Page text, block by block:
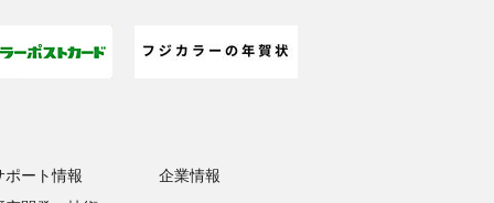
ポート情報
企業情報